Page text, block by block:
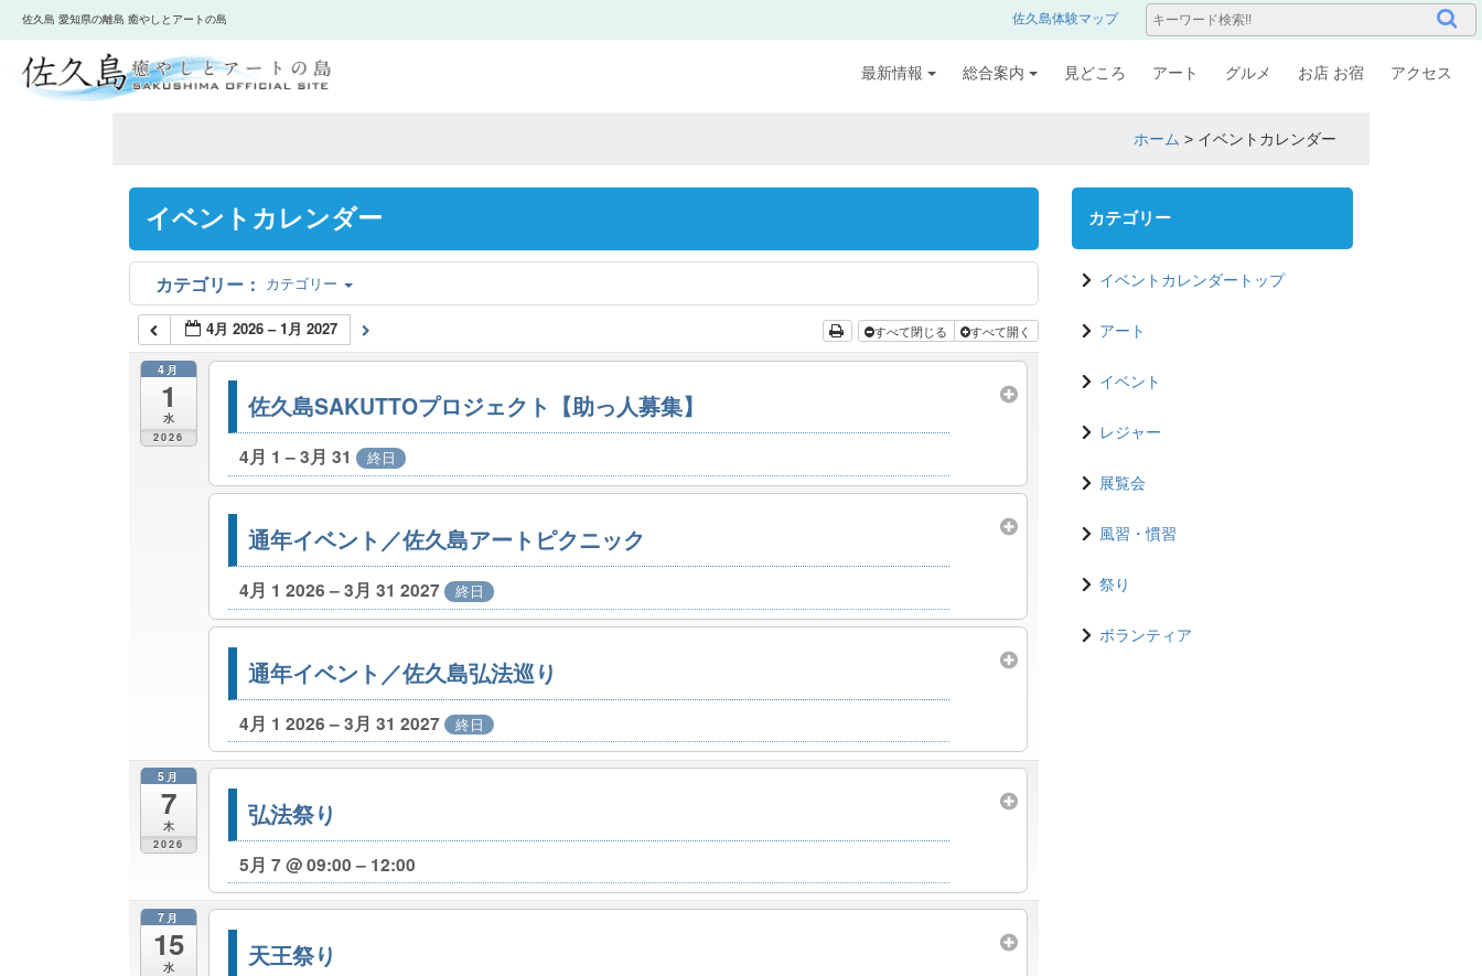
佐久島 愛知県の離島 癒やしとアートの島 佐久島体験マップ
最新情報 総合案内 見どころ アート グルメ お店 お宿 アクセス
ホーム > イベントカレンダー
イベントカレンダー
カテゴリー
4月 2026 – 1月 2027 すべて閉じる すべて開く
4月
1
水
2026
佐久島SAKUTTOプロジェクト【助っ人募集】
4月 1 – 3月 31 終日
通年イベント／佐久島アートピクニック
4月 1 2026 – 3月 31 2027 終日
通年イベント／佐久島弘法巡り
4月 1 2026 – 3月 31 2027 終日
5月
7
木
2026
弘法祭り
5月 7 @ 09:00 – 12:00
7月
15
水 天王祭り
カテゴリー
イベントカレンダートップ
アート
イベント
レジャー
展覧会
風習・慣習
祭り
ボランティア